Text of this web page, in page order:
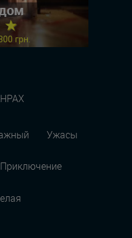
★
грн.
Ужасы
Приключение